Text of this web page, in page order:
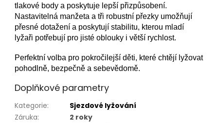
tlakové body a poskytuje lepší přizpůsobení.
Nastavitelná manžeta a tři robustní přezky umožňují
přesné dotažení a poskytují stabilitu, kterou mladí
lyžaři potřebují pro jisté oblouky i větší rychlost.
Perfektní volba pro pokročilejší děti, které chtějí lyžovat
pohodlně, bezpečně a sebevědomě.
Doplňkové parametry
Kategorie:
Sjezdové lyžování
Záruka:
2 roky